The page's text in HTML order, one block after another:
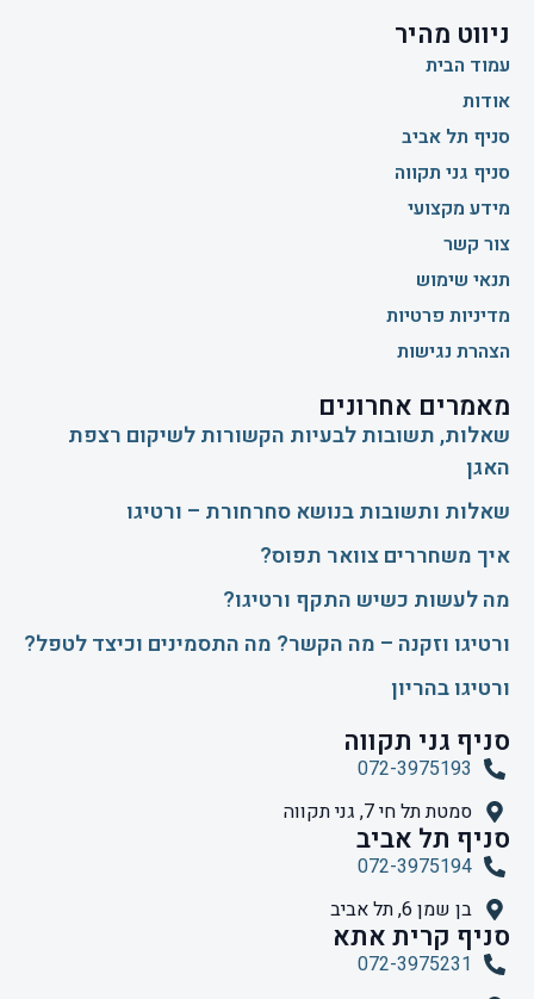
ניווט מהיר
עמוד הבית
אודות
סניף תל אביב
סניף גני תקווה
מידע מקצועי
צור קשר
תנאי שימוש
מדיניות פרטיות
הצהרת נגישות
מאמרים אחרונים
שאלות, תשובות לבעיות הקשורות לשיקום רצפת
האגן
שאלות ותשובות בנושא סחרחורת – ורטיגו
איך משחררים צוואר תפוס?
​מה לעשות כשיש התקף ורטיגו?
ורטיגו וזקנה – מה הקשר? מה התסמינים וכיצד לטפל?
ורטיגו בהריון
סניף גני תקווה
072-3975193
סמטת תל חי 7, גני תקווה
סניף תל אביב
072-3975194
בן שמן 6, תל אביב
סניף קרית אתא
072-3975231